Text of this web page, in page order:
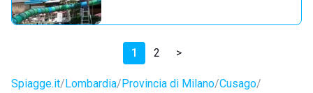
1 2 >
Spiagge.it Lombardia Provincia di Milano Cusago